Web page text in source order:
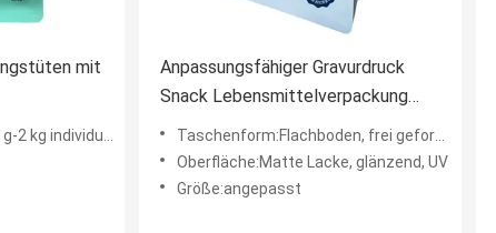
mit
angepasst
Anpassungsfähiger Gravurdruck
Snack Lebensmittelverpackung
Tasche Flachboden
Taschenform:Flachboden, frei geformt
Oberfläche:Matte Lacke, glänzend, UV
Größe:angepasst